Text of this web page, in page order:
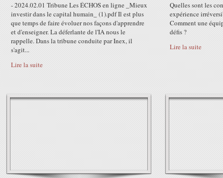
- 2024.02.01 Tribune Les ÉCHOS en ligne _Mieux
investir dans le capital humain_ (1).pdf Il est plus
que temps de faire évoluer nos façons d'apprendre
et d'enseigner. La déferlante de l'IA nous le
rappelle. Dans la tribune conduite par Inex, il
s'agit...
Lire la suite
Quelles sont les
expérience
Comment une
défis ?
Lire la suite